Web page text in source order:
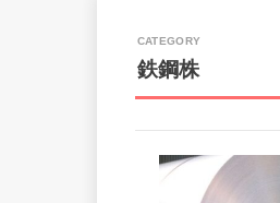
鉄鋼株